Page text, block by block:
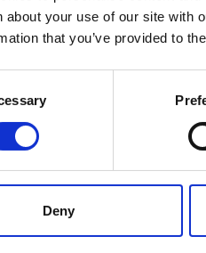
about your use of our site with
that you’ve provided to
Deny
in anspruch nehmen?